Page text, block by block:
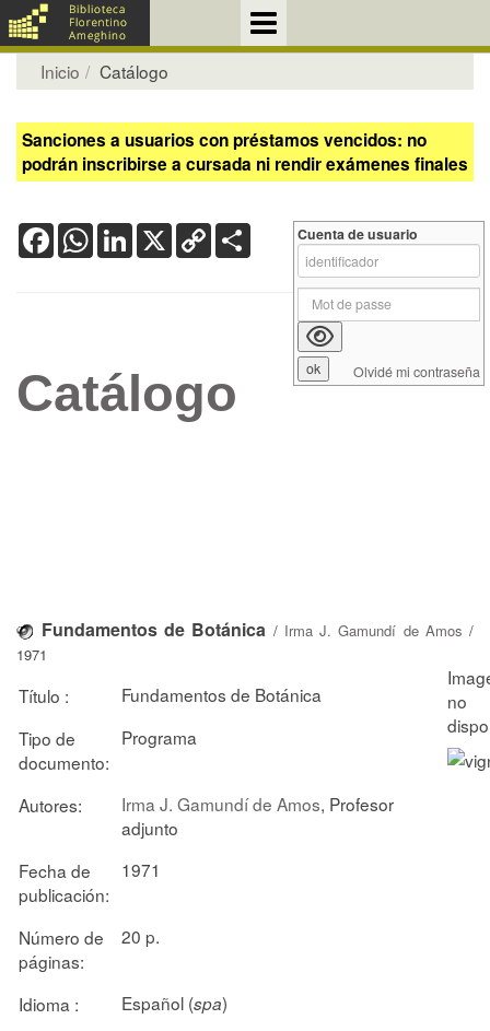
Inicio Catálogo
Sanciones a usuarios con préstamos vencidos: no
podrán inscribirse a cursada ni rendir exámenes finales
FacebookWhatsApp
LinkedIn
X Copy
Link
Catálogo
Fundamentos de Botánica / Irma J. Gamundí de Amos /
1971
Título :
Fundamentos de Botánica
Tipo de
documento:
Programa
Autores: Irma J. Gamundí de Amos, Profesor
adjunto
Fecha de
publicación:
1971
Número de
páginas:
20 p.
Idioma : Español (spa)
Cuenta de usuario
Olvidé mi contraseña